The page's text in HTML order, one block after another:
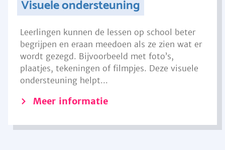
Visuele ondersteuning
Leerlingen kunnen de lessen op school beter
begrijpen en eraan meedoen als ze zien wat er
wordt gezegd. Bijvoorbeeld met foto’s,
plaatjes, tekeningen of filmpjes. Deze visuele
ondersteuning helpt...
Meer informatie